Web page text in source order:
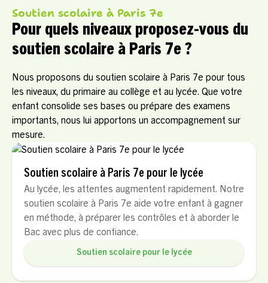
Soutien scolaire à Paris 7e
Pour quels niveaux proposez-vous du
soutien scolaire à Paris 7e ?
Nous proposons du soutien scolaire à Paris 7e pour tous
les niveaux, du primaire au collège et au lycée. Que votre
enfant consolide ses bases ou prépare des examens
importants, nous lui apportons un accompagnement sur
mesure.
Soutien scolaire à Paris 7e pour le lycée
Au lycée, les attentes augmentent rapidement. Notre
soutien scolaire à Paris 7e aide votre enfant à gagner
en méthode, à préparer les contrôles et à aborder le
Bac avec plus de confiance.
Soutien scolaire pour le lycée